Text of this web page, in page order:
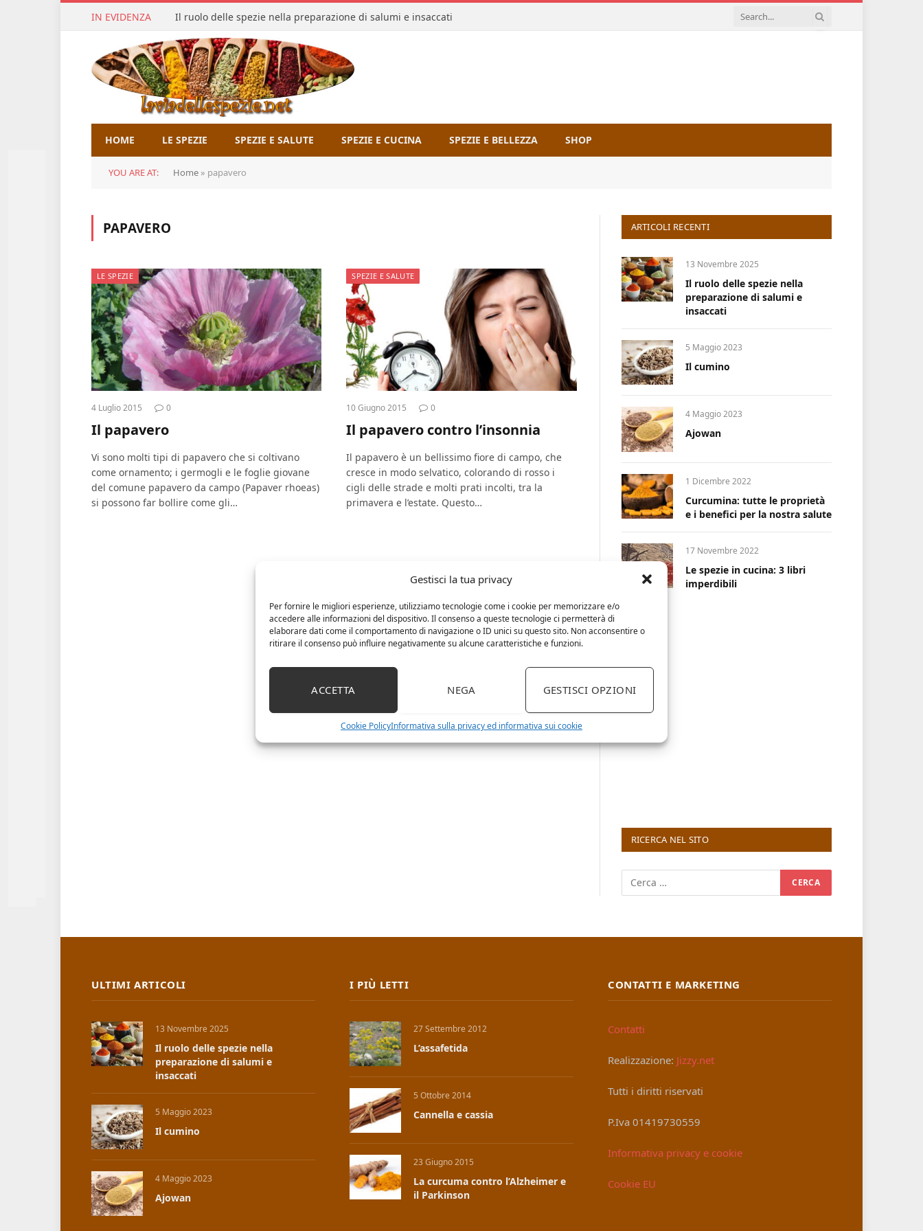
Gestisci la tua privacy
Per fornire le migliori esperienze, utilizziamo tecnologie come i cookie per memorizzare e/o
accedere alle informazioni del dispositivo. Il consenso a queste tecnologie ci permetterà di
elaborare dati come il comportamento di navigazione o ID unici su questo sito. Non acconsentire o
ritirare il consenso può influire negativamente su alcune caratteristiche e funzioni.
ACCETTA NEGA GESTISCI OPZIONI
Cookie PolicyInformativa sulla privacy ed informativa sui cookie
IN EVIDENZA Il ruolo delle spezie nella preparazione di salumi e insaccati
HOME LE SPEZIE SPEZIE E SALUTE SPEZIE E CUCINA SPEZIE E BELLEZZA SHOP
YOU ARE AT: Home » papavero
PAPAVERO
LE SPEZIE
4 Luglio 2015 0
Il papavero
Vi sono molti tipi di papavero che si coltivano
come ornamento; i germogli e le foglie giovane
del comune papavero da campo (Papaver rhoeas)
si possono far bollire come gli…
SPEZIE E SALUTE
10 Giugno 2015 0
Il papavero contro l’insonnia
Il papavero è un bellissimo fiore di campo, che
cresce in modo selvatico, colorando di rosso i
cigli delle strade e molti prati incolti, tra la
primavera e l’estate. Questo…
ARTICOLI RECENTI
13 Novembre 2025
Il ruolo delle spezie nella
preparazione di salumi e
insaccati
5 Maggio 2023
Il cumino
4 Maggio 2023
Ajowan
1 Dicembre 2022
Curcumina: tutte le proprietà
e i benefici per la nostra salute
17 Novembre 2022
Le spezie in cucina: 3 libri
imperdibili
RICERCA NEL SITO
ULTIMI ARTICOLI
13 Novembre 2025
Il ruolo delle spezie nella
preparazione di salumi e
insaccati
5 Maggio 2023
Il cumino
4 Maggio 2023
Ajowan
I PIÙ LETTI
27 Settembre 2012
L’assafetida
5 Ottobre 2014
Cannella e cassia
23 Giugno 2015
La curcuma contro l’Alzheimer e
il Parkinson
CONTATTI E MARKETING
Contatti
Realizzazione: Jizzy.net
Tutti i diritti riservati
P.Iva 01419730559
Informativa privacy e cookie
Cookie EU